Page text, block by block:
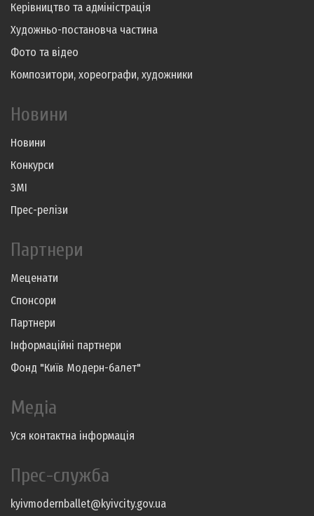
Керівництво та адміністрація
Художньо-постановча частина
Фото та відео
Композитори, хореографи, художники
Новини
Новини
Конкурси
ЗМІ
Прес-релізи
Партнери
Меценати
Спонсори
Партнери
Інформаційні партнери
Фонд "Київ Модерн-балет"
Медіа
Уся контактна інформація
Прес-служба
kyivmodernballet@kyivcity.gov.ua